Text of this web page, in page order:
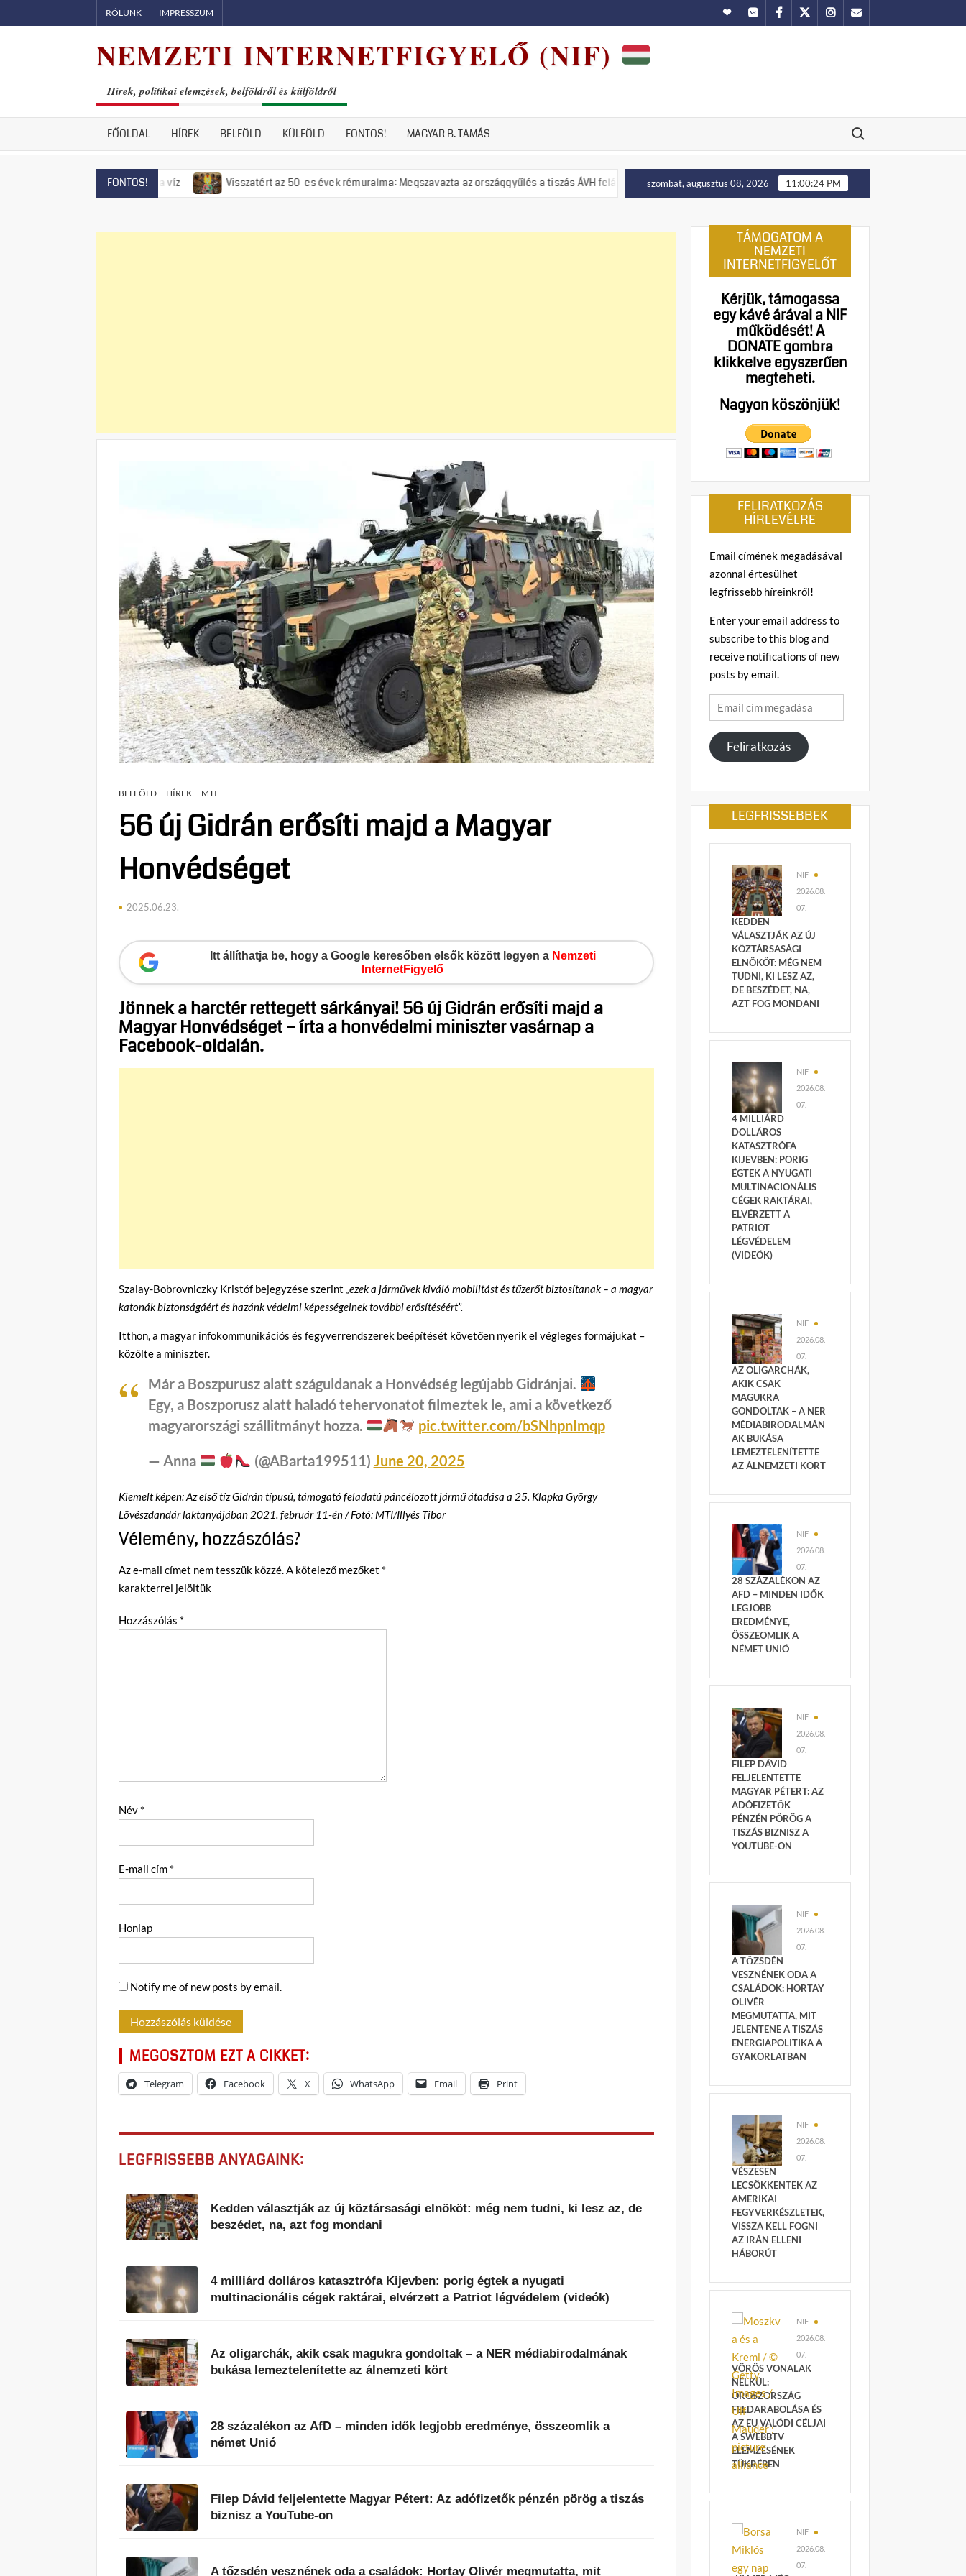
to
RÓLUNK IMPRESSZUM HundubVkontakte
Facebook
TwitterInstagram
Email
NEMZETI INTERNETFIGYELŐ (NIF)
Hírek, politikai elemzések, belföldről és külföldről
FŐOLDAL HÍREK BELFÖLD KÜLFÖLD FONTOS! MAGYAR B. TAMÁS
Search for:
FONTOS!
már el is fogyott a víz Visszatért az 50-es évek rémuralma: Megszavazta az országgyűlés a tiszás ÁVH felállítását! Putyin: Ukrajna nyugati területei előbb-utóbb visszakerülnek
szombat, augusztus 08, 2026 11:00:25 PM
BELFÖLD HÍREK MTI
56 új Gidrán erősíti majd a Magyar
Honvédséget
2025.06.23.
Itt állíthatja be, hogy a Google keresőben elsők között legyen a Nemzeti
InternetFigyelő
Jönnek a harctér rettegett sárkányai! 56 új Gidrán erősíti majd a
Magyar Honvédséget – írta a honvédelmi miniszter vasárnap a
Facebook-oldalán.
Szalay-Bobrovniczky Kristóf bejegyzése szerint „ezek a járművek kiváló mobilitást és tűzerőt biztosítanak – a magyar
katonák biztonságáért és hazánk védelmi képességeinek további erősítéséért”.
Itthon, a magyar infokommunikációs és fegyverrendszerek beépítését követően nyerik el végleges formájukat –
közölte a miniszter.
Már a Boszpurusz alatt száguldanak a Honvédség legújabb Gidránjai.
Egy, a Boszporusz alatt haladó tehervonatot filmeztek le, ami a következő
magyarországi szállitmányt hozza.
pic.twitter.com/bSNhpnImqp
— Anna (@ABarta199511) June 20, 2025
Kiemelt képen: Az első tíz Gidrán típusú, támogató feladatú páncélozott jármű átadása a 25. Klapka György
Lövészdandár laktanyájában 2021. február 11-én / Fotó: MTI/Illyés Tibor
Vélemény, hozzászólás?
Az e-mail címet nem tesszük közzé.A kötelező mezőket *
karakterrel jelöltük
Hozzászólás *
Név *
E-mail cím *
Honlap
Notify me of new posts by email.
MEGOSZTOM EZT A CIKKET:
Telegram Facebook X WhatsApp Email Print
LEGFRISSEBB ANYAGAINK:
Kedden választják az új köztársasági elnököt: még nem tudni, ki lesz az, de
beszédet, na, azt fog mondani
4 milliárd dolláros katasztrófa Kijevben: porig égtek a nyugati
multinacionális cégek raktárai, elvérzett a Patriot légvédelem (videók)
Az oligarchák, akik csak magukra gondoltak – a NER médiabirodalmának
bukása lemeztelenítette az álnemzeti kört
28 százalékon az AfD – minden idők legjobb eredménye, összeomlik a
német Unió
Filep Dávid feljelentette Magyar Pétert: Az adófizetők pénzén pörög a tiszás
biznisz a YouTube-on
A tőzsdén vesznének oda a családok: Hortay Olivér megmutatta, mit
TÁMOGATOM A
NEMZETI
INTERNETFIGYELŐT
Kérjük, támogassa
egy kávé árával a NIF
működését!A
DONATE gombra
klikkelve egyszerűen
megteheti.
Nagyon köszönjük!
FELIRATKOZÁS
HÍRLEVÉLRE
Email címének megadásával
azonnal értesülhet
legfrissebb híreinkről!
Enter your email address to
subscribe to this blog and
receive notifications of new
posts by email.
Email
cím
megadása
Feliratkozás
LEGFRISSEBBEK
NIF
2026.08.
07.
KEDDEN
VÁLASZTJÁK AZ ÚJ
KÖZTÁRSASÁGI
ELNÖKÖT: MÉG NEM
TUDNI, KI LESZ AZ,
DE BESZÉDET, NA,
AZT FOG MONDANI
NIF
2026.08.
07.
4 MILLIÁRD
DOLLÁROS
KATASZTRÓFA
KIJEVBEN: PORIG
ÉGTEK A NYUGATI
MULTINACIONÁLIS
CÉGEK RAKTÁRAI,
ELVÉRZETT A
PATRIOT
LÉGVÉDELEM
(VIDEÓK)
NIF
2026.08.
07.
AZ OLIGARCHÁK,
AKIK CSAK
MAGUKRA
GONDOLTAK – A NER
MÉDIABIRODALMÁN
AK BUKÁSA
LEMEZTELENÍTETTE
AZ ÁLNEMZETI KÖRT
NIF
2026.08.
07.
28 SZÁZALÉKON AZ
AFD – MINDEN IDŐK
LEGJOBB
EREDMÉNYE,
ÖSSZEOMLIK A
NÉMET UNIÓ
NIF
2026.08.
07.
FILEP DÁVID
FELJELENTETTE
MAGYAR PÉTERT: AZ
ADÓFIZETŐK
PÉNZÉN PÖRÖG A
TISZÁS BIZNISZ A
YOUTUBE-ON
NIF
2026.08.
07.
A TŐZSDÉN
VESZNÉNEK ODA A
CSALÁDOK: HORTAY
OLIVÉR
MEGMUTATTA, MIT
JELENTENE A TISZÁS
ENERGIAPOLITIKA A
GYAKORLATBAN
NIF
2026.08.
07.
VÉSZESEN
LECSÖKKENTEK AZ
AMERIKAI
FEGYVERKÉSZLETEK,
VISSZA KELL FOGNI
AZ IRÁN ELLENI
HÁBORÚT
NIF
2026.08.
07.
VÖRÖS VONALAK
NÉLKÜL:
OROSZORSZÁG
FELDARABOLÁSA ÉS
AZ EU VALÓDI CÉLJAI
A SWEBBTV
ELEMZÉSÉNEK
TÜKRÉBEN
NIF
2026.08.
07.